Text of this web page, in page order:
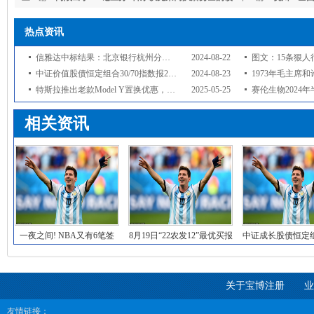
变, 对球队有不满
热点资讯
2024-08-22
信雅达中标结果：北京银行杭州分行2024年-2027年基础系统运维服务采购项目中
图文：15条狠人
2024-08-23
中证价值股债恒定组合30/70指数报2998.43点
1973年毛主席和许世友下棋，
2025-05-25
特斯拉推出老款Model Y置换优惠，多项促销助力新款销售 赛伦生物2024年半年报：研发创新
相关资讯
一夜之间! NBA又有6笔签
约, 湖人就
8月19日“22农发12”最优买报
价方为
中证成长股债恒定
指数报46
关于宝博注册
友情链接：